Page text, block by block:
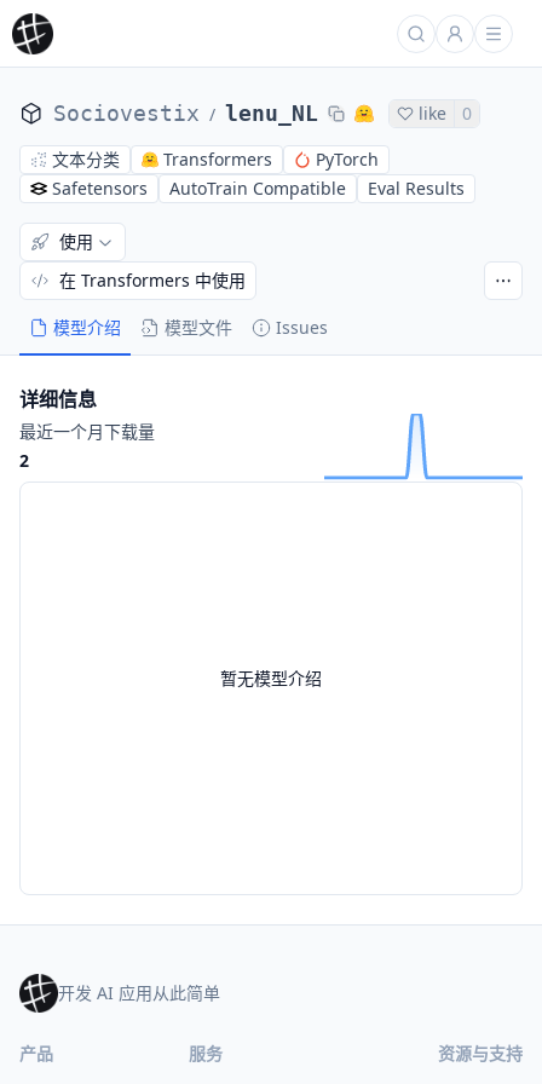
Sociovestix / lenu_NL like
0
文本分类
Transformers
PyTorch
Safetensors
AutoTrain Compatible Eval Results
模型介绍 模型文件 Issues
使用
在 Transformers 中使用
暂无模型介绍
详细信息
最近一个月下载量
2
开发 AI 应用从此简单
产品 服务 资源与支持